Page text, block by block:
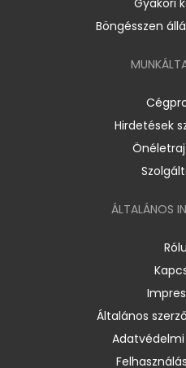
Böngésszen
Hirdetések
ÁLTALÁNOS
Általános